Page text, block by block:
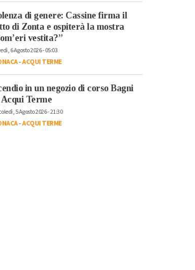
di genere: Cassine firma il
di Zonta e ospiterà la mostra
vestita?”
6 Agosto 2026 - 05:03
-ACQUI TERME
in un negozio di corso Bagni
Acqui Terme
5 Agosto 2026 - 21:30
-ACQUI TERME